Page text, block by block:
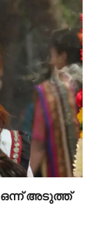
ഒന്ന് അടുത്ത്